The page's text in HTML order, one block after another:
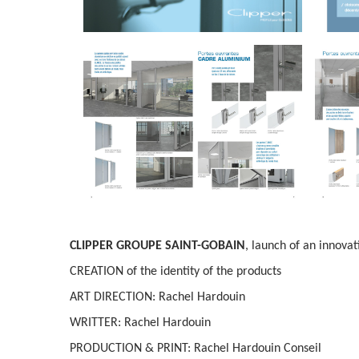
CLIPPER GROUPE SAINT-GOBAIN , launch of an
CREATION of the identity of the products
ART DIRECTION: Rachel Hardouin
WRITTER: Rachel Hardouin
PRODUCTION & PRINT: Rachel Hardouin Conseil